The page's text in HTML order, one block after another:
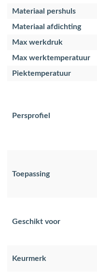
Materiaal pershuls
Materiaal afdichting
Max werkdruk
Max werktemperatuur
Piektemperatuur
Persprofiel
Toepassing
Geschikt voor
Keurmerk